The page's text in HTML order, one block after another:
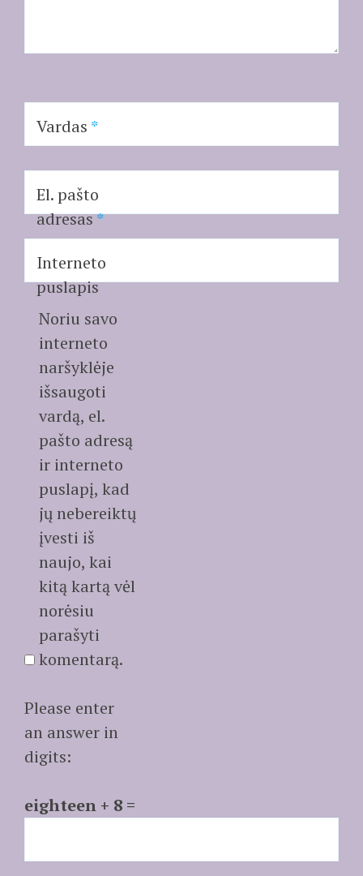
Vardas *
El. pašto
adresas*
Interneto
puslapis
Noriu savo
interneto
naršyklėje
išsaugoti
vardą, el.
pašto adresą
ir interneto
puslapį, kad
jų nebereiktų
įvesti iš
naujo, kai
kitą kartą vėl
norėsiu
parašyti
komentarą.
Please enter
an answer in
digits:
eighteen + 8 =